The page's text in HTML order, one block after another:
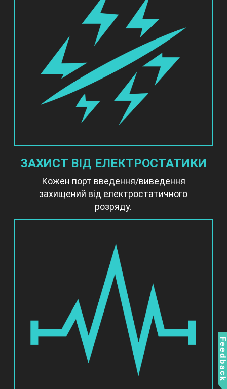
ЗАХИСТ ВІД ЕЛЕКТРОСТАТИКИ
Кожен порт введення/виведення
захищений від електростатичного
розряду.